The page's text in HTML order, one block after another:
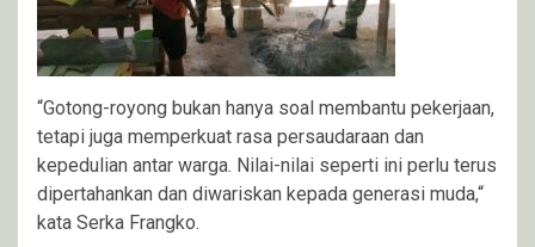
“Gotong-royong bukan hanya soal membantu pekerjaan,
tetapi juga memperkuat rasa persaudaraan dan
kepedulian antar warga. Nilai-nilai seperti ini perlu terus
dipertahankan dan diwariskan kepada generasi muda,“
kata Serka Frangko.